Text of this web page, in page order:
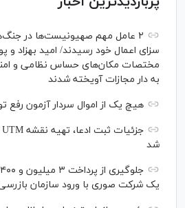
سزای اعمال خود رسیدند/ امید بهزاد و
مختصات مکان‌های حساس نظامی و
به دار مجازات آویخته شدند
هیچ یک از اموال سردار آزمون
شد
یک شرکت صوری با ورود سازمان